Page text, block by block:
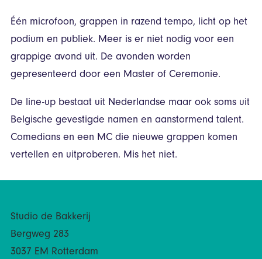
Één microfoon, grappen in razend tempo, licht op het
podium en publiek. Meer is er niet nodig voor een
grappige avond uit. De avonden worden
gepresenteerd door een Master of Ceremonie.
De line-up bestaat uit Nederlandse maar ook soms uit
Belgische gevestigde namen en aanstormend talent.
Comedians en een MC die nieuwe grappen komen
vertellen en uitproberen. Mis het niet.
Studio de Bakkerij
Bergweg 283
3037 EM Rotterdam